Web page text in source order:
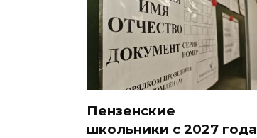
Пензенские
школьники с 2027 года